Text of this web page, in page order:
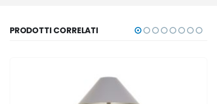
PRODOTTI CORRELATI